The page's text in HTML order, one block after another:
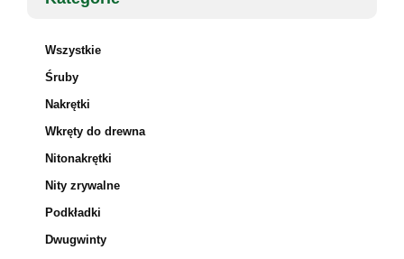
Wszystkie
Śruby
Nakrętki
Wkręty do drewna
Nitonakrętki
Nity zrywalne
Podkładki
Dwugwinty